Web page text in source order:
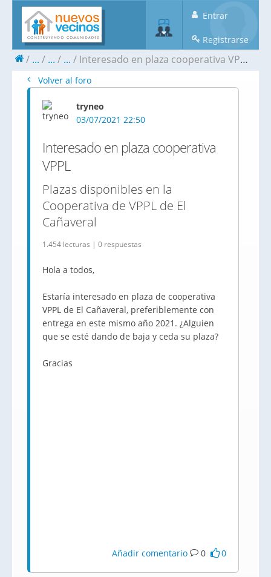
Entrar
Registrarse
... ... ... Interesado en plaza cooperativa VPPL
Volver al foro
tryneo
03/07/2021 22:50
Interesado en plaza cooperativa
VPPL
Plazas disponibles en la
Cooperativa de VPPL de El
Cañaveral
1.454 lecturas | 0 respuestas
Hola a todos,
Estaría interesado en plaza de cooperativa
VPPL de El Cañaveral, preferiblemente con
entrega en este mismo año 2021. ¿Alguien
que se esté dando de baja y ceda su plaza?
Gracias
Añadir comentario 0 0